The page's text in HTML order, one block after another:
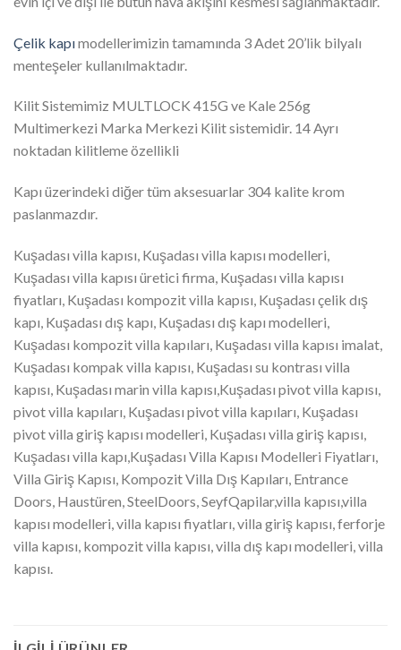
Çelik kapımodellerimizin tamamında 3 Adet 20’lik bilyalı
menteşeler kullanılmaktadır.
Kilit Sistemimiz MULTLOCK 415G ve Kale 256g
Multimerkezi Marka Merkezi Kilit sistemidir. 14 Ayrı
noktadan kilitleme özellikli
Kapı üzerindeki diğer tüm aksesuarlar 304 kalite krom
paslanmazdır.
Kuşadası villa kapısı, Kuşadası villa kapısı modelleri,
Kuşadası villa kapısı üretici firma, Kuşadası villa kapısı
fiyatları, Kuşadası kompozit villa kapısı, Kuşadası çelik dış
kapı, Kuşadası dış kapı, Kuşadası dış kapı modelleri,
Kuşadası kompozit villa kapıları, Kuşadası villa kapısı imalat,
Kuşadası kompak villa kapısı, Kuşadası su kontrası villa
kapısı, Kuşadası marin villa kapısı,Kuşadası pivot villa kapısı,
pivot villa kapıları, Kuşadası pivot villa kapıları, Kuşadası
pivot villa giriş kapısı modelleri, Kuşadası villa giriş kapısı,
Kuşadası villa kapı,Kuşadası Villa Kapısı Modelleri Fiyatları,
Villa Giriş Kapısı, Kompozit Villa Dış Kapıları, Entrance
Doors, Haustüren, SteelDoors, SeyfQapilar,villa kapısı,villa
kapısı modelleri, villa kapısı fiyatları, villa giriş kapısı, ferforje
villa kapısı, kompozit villa kapısı, villa dış kapı modelleri, villa
kapısı.